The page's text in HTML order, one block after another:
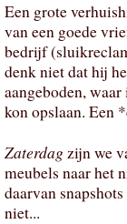
Een grote
van een goede
bedrijf
denk niet dat hij
aangeboden,
kon opslaan. Een
Zaterdagzijn we
meubels naar het
daarvan
niet...